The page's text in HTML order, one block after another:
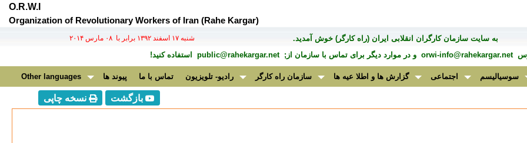
O.R.W.I
Organization of Revolutionary Workers of Iran (Rahe Kargar)
به سايت سازمان کارگران انقلابی ايران (راه کارگر) خوش آمديد. شنبه ۱۷ اسفند ۱۳۹۲ برابر با ۰۸ مارس ۲۰۱۴
orwi-info@rahekargar.net و در موارد ديگر برای تماس با سازمان از;public@rahekargar.net استفاده کنید!
سوسیالیسم اجتماعی گزارش ها و اطلا عیه ها سازمان راه کارگر رادیو- تلویزیون تماس با ما پیوند ها Other languages
بازگشت نسخه چاپی